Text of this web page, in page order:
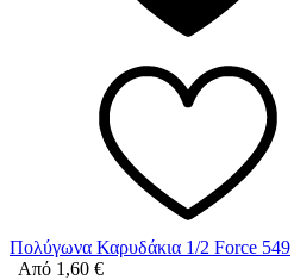
Πολύγωνα Καρυδάκια 1/2 Force 549
Από 1,60 €